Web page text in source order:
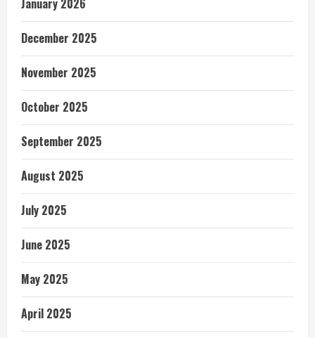
January 2026
December 2025
November 2025
October 2025
September 2025
August 2025
July 2025
June 2025
May 2025
April 2025